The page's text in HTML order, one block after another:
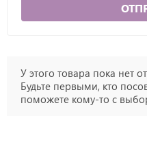
У этого товара пока нет
Будьте первыми, кто
поможете кому-то с